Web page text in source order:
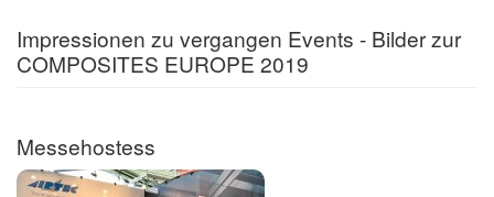
Impressionen zu vergangen Events - Bilder zur
COMPOSITES EUROPE 2019
Messehostess